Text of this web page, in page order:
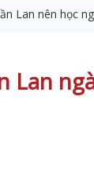
Lan nên học
Lan